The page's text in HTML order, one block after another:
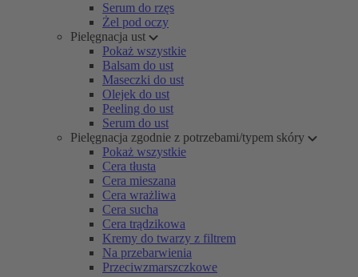
Serum do rzęs
Żel pod oczy
Pielęgnacja ust
Pokaż wszystkie
Balsam do ust
Maseczki do ust
Olejek do ust
Peeling do ust
Serum do ust
Pielęgnacja zgodnie z potrzebami/typem skóry
Pokaż wszystkie
Cera tłusta
Cera mieszana
Cera wrażliwa
Cera sucha
Cera trądzikowa
Kremy do twarzy z filtrem
Na przebarwienia
Przeciwzmarszczkowe